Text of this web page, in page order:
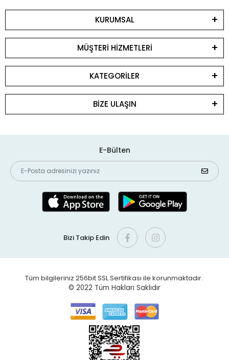
KURUMSAL
MÜŞTERİ HİZMETLERİ
KATEGORİLER
BİZE ULAŞIN
E-Bülten
Bizi Takip Edin
Tüm bilgileriniz 256bit SSL Sertifikası ile korunmaktadır.
© 2022 Tüm Hakları Saklıdır